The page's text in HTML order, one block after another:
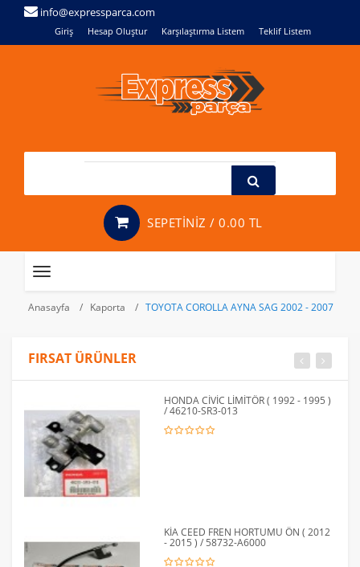
info@expressparca.com
Giriş Hesap Oluştur Karşılaştırma Listem Teklif Listem
SEPETİNİZ / 0.00 TL
Toggle
Anasayfa
Kaporta TOYOTA COROLLA AYNA SAG 2002 - 2007
FIRSAT ÜRÜNLER
HONDA CİVİC LİMİTÖR ( 1992 - 1995 )
/ 46210-SR3-013
KİA CEED FREN HORTUMU ÖN ( 2012
- 2015 ) / 58732-A6000